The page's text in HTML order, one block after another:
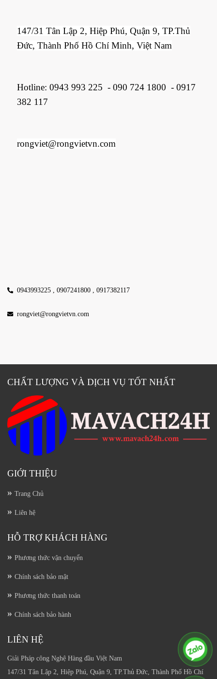
147/31 Tân Lập 2, Hiệp Phú, Quận 9, TP.Thủ
Đức, Thành Phố Hồ Chí Minh, Việt Nam
Hotline: 0943 993 225 - 090 724 1800 - 0917
382 117
rongviet@rongvietvn.com
0943993225 , 0907241800 , 0917382117
rongviet@rongvietvn.com
CHẤT LƯỢNG VÀ DỊCH VỤ TỐT NHẤT
GIỚI THIỆU
Trang Chủ
Liên hệ
HỖ TRỢ KHÁCH HÀNG
Phương thức vận chuyển
Chính sách bảo mật
Phương thức thanh toán
Chính sách bảo hành
LIÊN HỆ
Giải Pháp công Nghệ Hàng đầu Việt Nam
147/31 Tân Lập 2, Hiệp Phú, Quận 9, TP.Thủ Đức, Thành Phố Hồ Chí